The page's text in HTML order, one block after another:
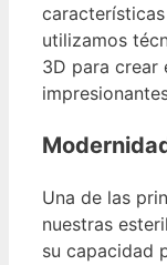
utilizamos
3D para crear
Una de las
nuestras
su capacidad